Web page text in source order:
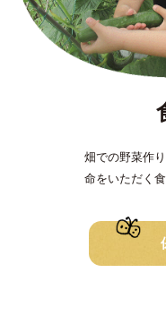
畑での野菜作
命をいただく